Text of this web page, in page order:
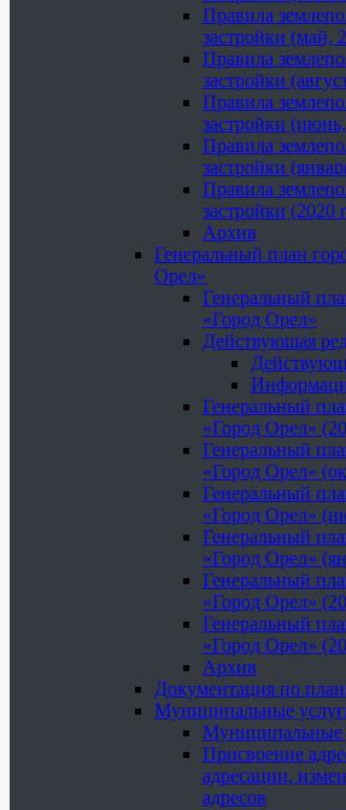
Правила
застройки (май,
Правила
застройки
Правила
застройки
Правила
застройки
Правила
застройки (2020
Архив
Генеральный план
Орел»
Генеральный
«Город Орел»
Действующая
Генеральный
«Город Орел»
Генеральный
«Город Орел»
Генеральный
«Город Орел»
Генеральный
«Город Орел»
Генеральный
«Город Орел»
Генеральный
«Город Орел»
Архив
Документация по
Муниципальные
Муниципальные
Присвоение
адресации,
адресов